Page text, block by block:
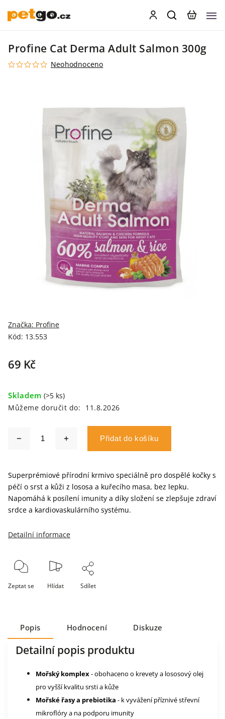
Profine Cat Derma Adult Salmon 300g
Neohodnoceno
Kód: 13.553
Značka: Profine
69 Kč
Skladem (>5 ks)
Můžeme doručit do:
11.8.2026
Přidat do košíku
Superprémiové přírodní krmivo speciálně pro dospělé kočky s
péčí o srst a kůži z lososa a kuřecího masa, bez lepku.
Napomáhá k posílení imunity a díky složení se zlepšuje zdraví
srdce a kardiovaskulárního systému.
Detailní informace
Zeptat se Hlídat Sdílet
Popis Hodnocení Diskuze
Detailní popis produktu
Mořský komplex- obohaceno o krevety a lososový olej
pro vyšší kvalitu srsti a kůže
Mořské řasy a prebiotika - k vyvážení příznivé střevní
mikroflóry a na podporu imunity